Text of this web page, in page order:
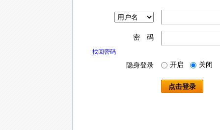
密 码
找回密码
隐身登录 开启 关闭
点击登录